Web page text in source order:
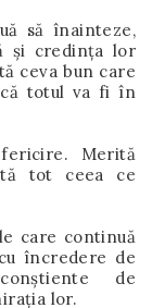
să înainteze,
și credința lor
ceva bun care
totul va fi în
Merită
tot ceea ce
care continuă
încredere de
de
lor.